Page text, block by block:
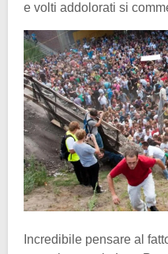
e volti addolorati si
Incredibile pensare al